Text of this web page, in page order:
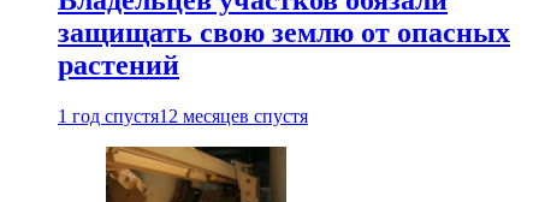
защищать свою землю от опасных
растений
1 год спустя12 месяцев спустя